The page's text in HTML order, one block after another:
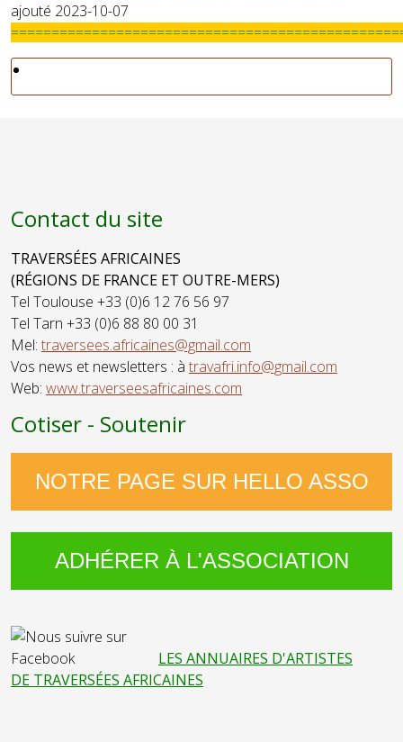
ajouté 2023-10-07
Contact du site
TRAVERSÉES AFRICAINES
(RÉGIONS DE FRANCE ET OUTRE-MERS)
Tel Toulouse +33 (0)6 12 76 56 97
Tel Tarn +33 (0)6 88 80 00 31
Mel: traversees.africaines@gmail.com
Vos news et newsletters : à travafri.info@gmail.com
Web: www.traverseesafricaines.com
Cotiser - Soutenir
NOTRE PAGE SUR HELLO ASSO
ADHÉRER À L'ASSOCIATION
LES ANNUAIRES D'ARTISTES
DE TRAVERSÉES AFRICAINES